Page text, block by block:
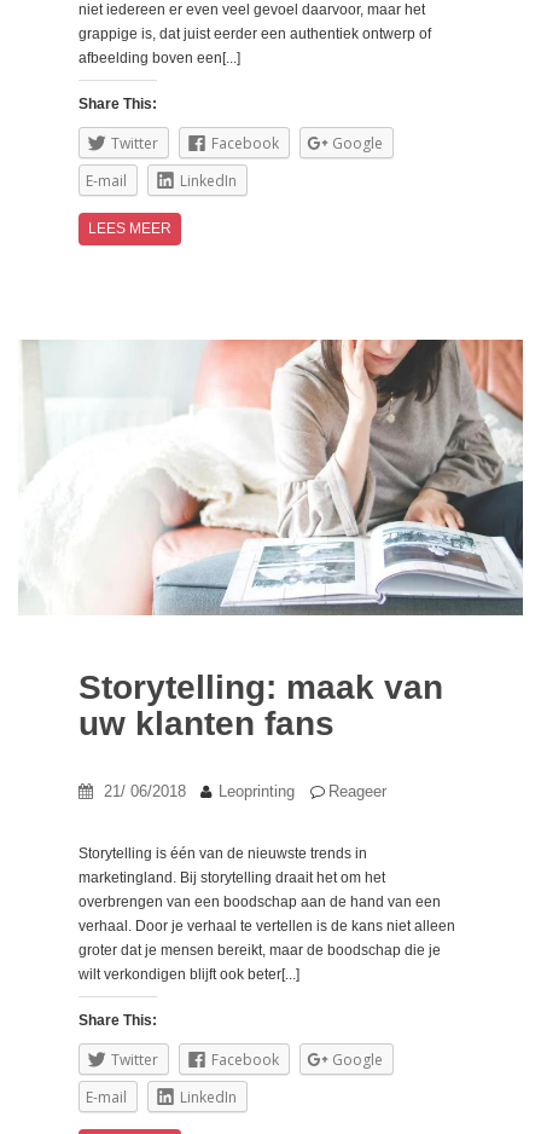
niet iedereen er even veel gevoel daarvoor, maar het
grappige is, dat juist eerder een authentiek ontwerp of
afbeelding boven een[...]
Share This:
Twitter Facebook
Google
E-mail
LinkedIn
LEES MEER
Storytelling: maak van
uw klanten fans
21/ 06/2018 Leoprinting Reageer
Storytelling is één van de nieuwste trends in
marketingland. Bij storytelling draait het om het
overbrengen van een boodschap aan de hand van een
verhaal. Door je verhaal te vertellen is de kans niet alleen
groter dat je mensen bereikt, maar de boodschap die je
wilt verkondigen blijft ook beter[...]
Share This:
Twitter Facebook
Google
E-mail
LinkedIn